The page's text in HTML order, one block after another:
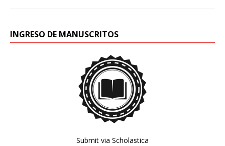
INGRESO DE MANUSCRITOS
Submit via Scholastica